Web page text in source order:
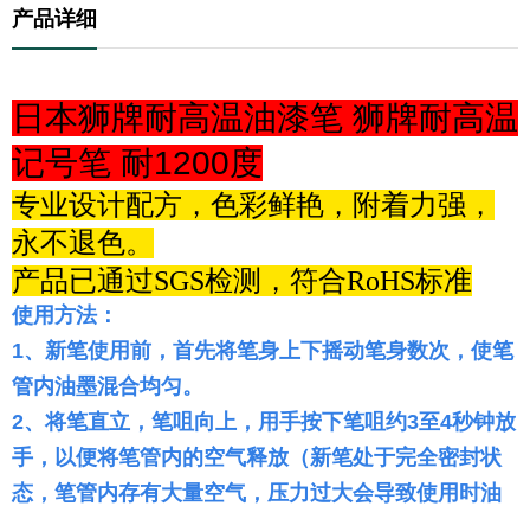
产品详细
日本狮牌耐高温油漆笔 狮牌耐高温
记号笔 耐1200度
专业设计配方， 色彩鲜艳，附着力强，
永不退色。
产品已通过SGS检测，符合RoHS标准
使用方法：
1、新笔使用前，首先将笔身上下摇动笔身数次，使笔
管内油墨混合均匀。
2、将笔直立，笔咀向上，用手按下笔咀约3至4秒钟放
手，以便将笔管内的空气释放（新笔处于完全密封状
态，笔管内存有大量空气，压力过大会导致使用时油